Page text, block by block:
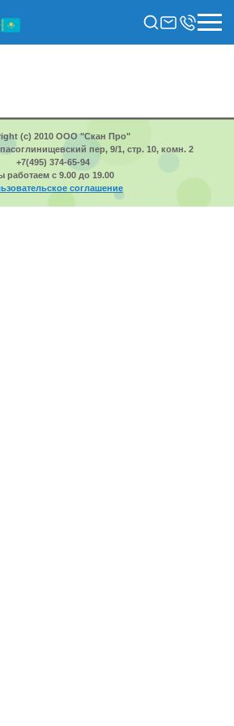
(c) 2010 ООО "Скан Про"
пер, 9/1, стр. 10, комн. 2
+7(495) 374-65-94
работаем с 9.00 до 19.00
соглашение